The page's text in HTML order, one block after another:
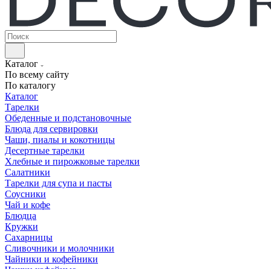
Каталог
По всему сайту
По каталогу
Каталог
Тарелки
Обеденные и подстановочные
Блюда для сервировки
Чаши, пиалы и кокотницы
Десертные тарелки
Хлебные и пирожковые тарелки
Салатники
Тарелки для супа и пасты
Соусники
Чай и кофе
Блюдца
Кружки
Сахарницы
Сливочники и молочники
Чайники и кофейники